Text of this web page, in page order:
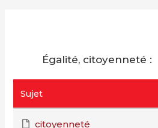
Égalité, citoyenneté :
Sujet
citoyenneté